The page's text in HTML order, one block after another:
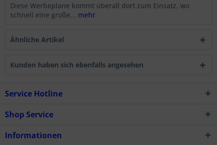
Diese Werbeplane kommt überall dort zum Einsatz, wo
schnell eine große... mehr
Ähnliche Artikel
Kunden haben sich ebenfalls angesehen
Service Hotline
Shop Service
Informationen